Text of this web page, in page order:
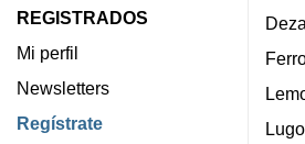
REGISTRADOS
Mi perfil
Newsletters
Regístrate
Deza
Lugo